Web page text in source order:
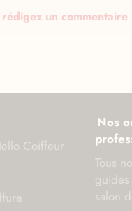
rédigez un commentaire
Coiffeur
Nos
Tous
salon